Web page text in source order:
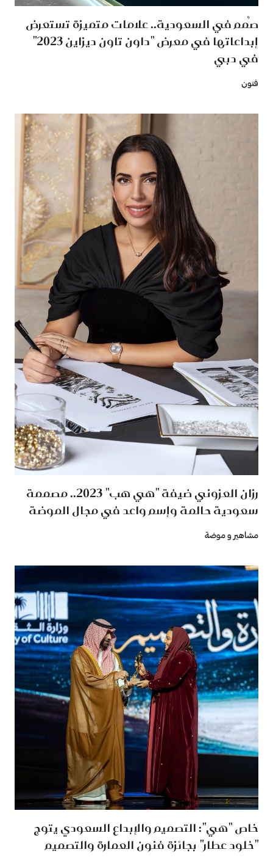
صُمم في السعودية.. علامات متميزة تستعرض
إبداعاتها في معرض "داون تاون ديزاين 2023"
في دبي
فنون
رزان العزوني ضيفة "هي هب" 2023.. مصممة
سعودية حالمة وإسم واعد في مجال الموضة
مشاهير و موضة
خاص "هي": التصميم والإبداع السعودي يتوج
"خلود عطار" بجائزة فنون العمارة والتصميم